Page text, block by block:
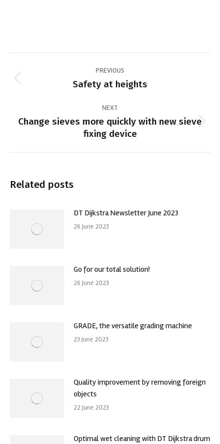
navigation
PREVIOUS
Previous
Safety at heights
NEXT
Next
post:
Change sieves more quickly with new sieve
fixing device
Related posts
DT Dijkstra Newsletter June 2023
26 June 2023
Go for our total solution!
26 June 2023
GRADE, the versatile grading machine
23 June 2023
Quality improvement by removing foreign
objects
22 June 2023
Optimal wet cleaning with DT Dijkstra drum